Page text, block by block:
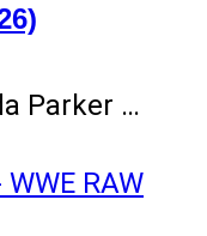
Parker …